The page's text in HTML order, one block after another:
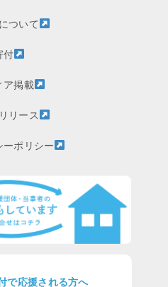
ついて
付
ア掲載
リース
ーポリシー
で応援される方へ